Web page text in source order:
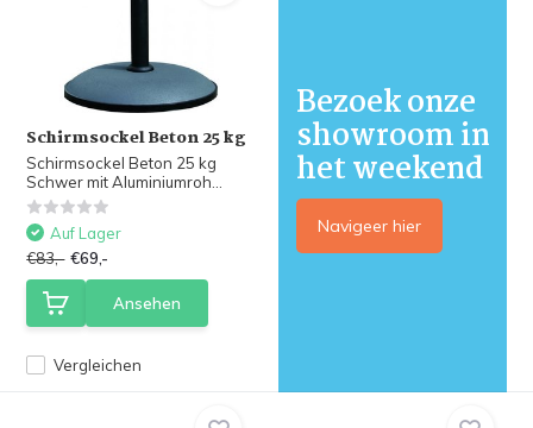
Schirmsockel Beton 25 kg
Schirmsockel Beton 25 kg
Schwer mit Aluminiumroh...
Vergleichen
Auf Lager
€83,- €69,-
Ansehen
Bezoek onze
showroom in
het weekend
Navigeer hier